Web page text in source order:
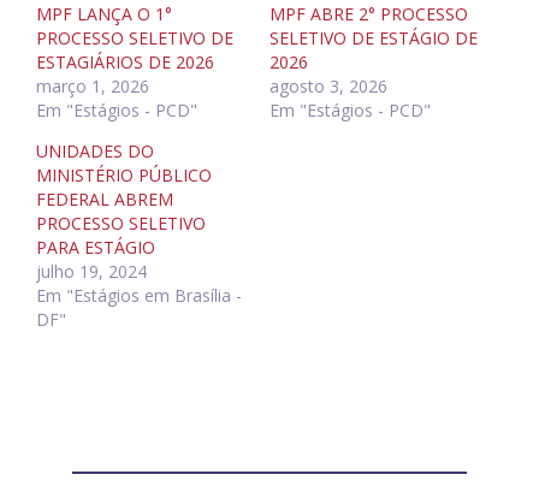
MPF LANÇA O 1°
PROCESSO SELETIVO DE
ESTAGIÁRIOS DE 2026
março 1, 2026
Em "Estágios - PCD"
MPF ABRE 2° PROCESSO
SELETIVO DE ESTÁGIO DE
2026
agosto 3, 2026
Em "Estágios - PCD"
UNIDADES DO
MINISTÉRIO PÚBLICO
FEDERAL ABREM
PROCESSO SELETIVO
PARA ESTÁGIO
julho 19, 2024
Em "Estágios em Brasília -
DF"